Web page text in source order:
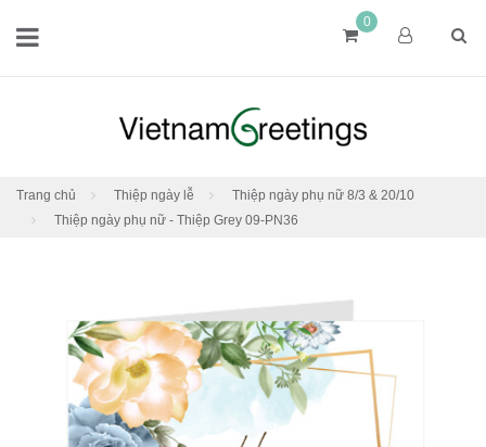
0
Trang chủ Thiệp ngày lễ
Thiệp ngày phụ nữ 8/3 & 20/10
Thiệp ngày phụ nữ - Thiệp Grey 09-PN36